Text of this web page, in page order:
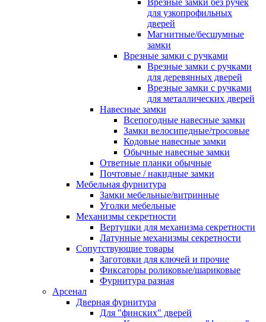
Врезные замки без ручек
для узкопрофильных
дверей
Магнитные/бесшумные
замки
Врезные замки с ручками
Врезные замки с ручками
для деревянных дверей
Врезные замки с ручками
для металлических дверей
Навесные замки
Всепогодные навесные замки
Замки велосипедные/тросовые
Кодовые навесные замки
Обычные навесные замки
Ответные планки обычные
Почтовые / накидные замки
Мебельная фурнитура
Замки мебельные/витринные
Уголки мебельные
Механизмы секретности
Вертушки для механизма секретности
Латунные механизмы секретности
Сопутствующие товары
Заготовки для ключей и прочие
Фиксаторы роликовые/шариковые
Фурнитура разная
Арсенал
Дверная фурнитура
Для "финских" дверей